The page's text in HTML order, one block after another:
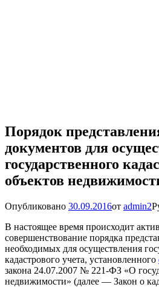
Порядок
документов для
государственного
объектов
Опубликовано 30.09.2016от admin2
В настоящее время происходит
совершенствование порядка
необходимых для осуществления
кадастрового учета, установленного
закона 24.07.2007 № 221-ФЗ «О
недвижимости» (далее — Закон о